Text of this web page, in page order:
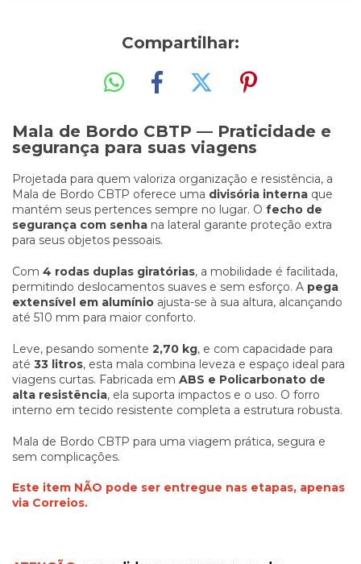
Compartilhar:
Mala de Bordo CBTP — Praticidade e
segurança para suas viagens
Projetada para quem valoriza organização e resistência, a
Mala de Bordo CBTP oferece uma divisória interna que
mantém seus pertences sempre no lugar. O fecho de
segurança com senha na lateral garante proteção extra
para seus objetos pessoais.
Com 4 rodas duplas giratórias, a mobilidade é facilitada,
permitindo deslocamentos suaves e sem esforço. A pega
extensível em alumínio ajusta-se à sua altura, alcançando
até 510 mm para maior conforto.
Leve, pesando somente 2,70 kg, e com capacidade para
até 33 litros, esta mala combina leveza e espaço ideal para
viagens curtas. Fabricada em ABS e Policarbonato de
alta resistência, ela suporta impactos e o uso. O forro
interno em tecido resistente completa a estrutura robusta.
Mala de Bordo CBTP para uma viagem prática, segura e
sem complicações.
Este item NÃO pode ser entregue nas etapas, apenas
via Correios.